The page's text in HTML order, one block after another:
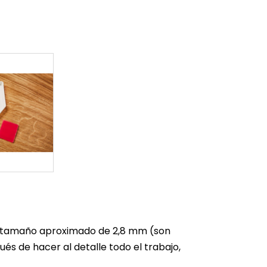
aproximado de 2,8 mm (son
de hacer al detalle todo el trabajo,